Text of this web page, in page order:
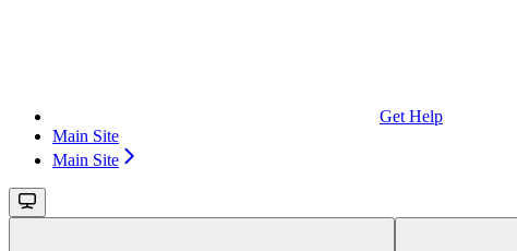
Get Help
Main Site
Main Site